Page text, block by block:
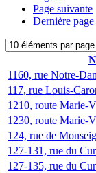
Page suivante
Dernière page
1160, rue Notre-
117, rue Louis-
1210, route Marie-
1230, route Marie-
124, rue de
127-131, rue du
127-135, rue du